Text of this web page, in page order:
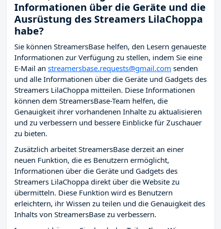
Informationen über die Geräte und die
Ausrüstung des Streamers LilaChoppa
habe?
Sie können StreamersBase helfen, den Lesern genaueste
Informationen zur Verfügung zu stellen, indem Sie eine
E-Mail an streamersbase.requests@gmail.com senden
und alle Informationen über die Geräte und Gadgets des
Streamers LilaChoppa mitteilen. Diese Informationen
können dem StreamersBase-Team helfen, die
Genauigkeit ihrer vorhandenen Inhalte zu aktualisieren
und zu verbessern und bessere Einblicke für Zuschauer
zu bieten.
Zusätzlich arbeitet StreamersBase derzeit an einer
neuen Funktion, die es Benutzern ermöglicht,
Informationen über die Geräte und Gadgets des
Streamers LilaChoppa direkt über die Website zu
übermitteln. Diese Funktion wird es Benutzern
erleichtern, ihr Wissen zu teilen und die Genauigkeit des
Inhalts von StreamersBase zu verbessern.